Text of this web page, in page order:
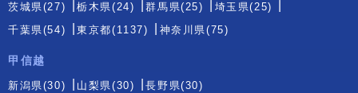
茨城県(27) 栃木県(24) 群馬県(25)
埼玉県(25)
千葉県(54)
東京都(1137) 神奈川県(75)
甲信越
新潟県(30) 山梨県(30) 長野県(30)